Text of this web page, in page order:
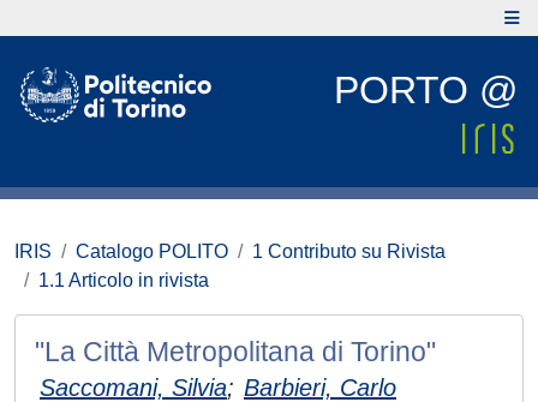
PORTO @
IRIS Catalogo POLITO
1 Contributo su Rivista
1.1 Articolo in rivista
"La Città Metropolitana di Torino"
Saccomani, Silvia; Barbieri, Carlo